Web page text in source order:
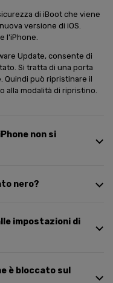
di iBoot che viene
versione di iOS.
l'iPhone.
Update, consente di
Si tratta di una porta
Quindi può ripristinare il
alla modalità di ripristino.
non si
nero?
impostazioni di
è bloccato sul